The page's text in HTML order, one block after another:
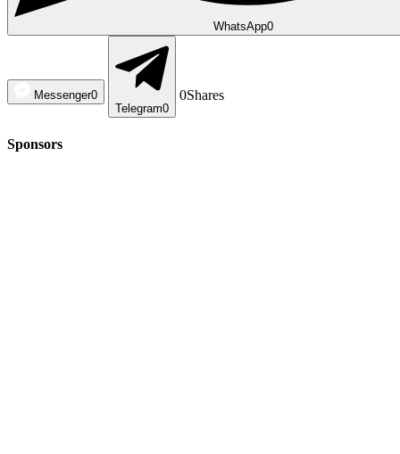
WhatsApp0
Messenger0
Telegram0
0Shares
Sponsors